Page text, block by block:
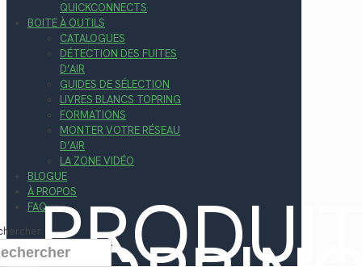
QUICKCONNECTS
BOITE À OUTILS
CATALOGUES
DÉTECTION DES FUITES
D’AIR
GUIDES DE SÉLECTION
LIVRES BLANCS TOPRING
FORMATIONS
MONTER VOTRE RÉSEAU
D’AIR
LA ZONE VIDÉO
BLOGUE
À PROPOS
FAQ